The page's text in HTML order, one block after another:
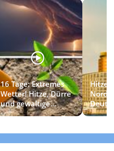
16 Tage: Extremes
Wetter! Hitze, Dürre
und gewaltige
Gewitter